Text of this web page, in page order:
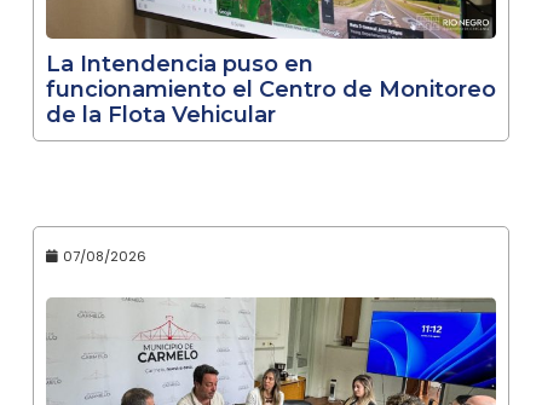
La Intendencia puso en
funcionamiento el Centro de Monitoreo
de la Flota Vehicular
07/08/2026